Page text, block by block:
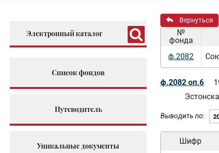
Электронный каталог
Список фондов
Путеводитель
Уникальные документы
Вернуться
№
фонда
ф.2082
ф.2082 оп.6
Выводить по:
Шифр